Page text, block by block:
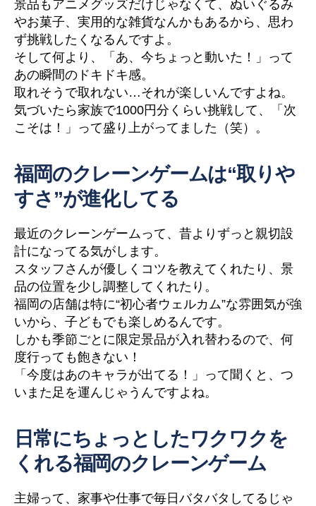
景品もアニメグッズだけじゃなくて、ぬいぐるみ
やお菓子、実用的な雑貨なんかもあるから、思わ
ず挑戦したくなるんですよ。
そして何より、「あ、今ちょっと動いた！」って
あの瞬間のドキドキ感。
取れそうで取れない…それが楽しいんですよね。
気づいたら家族で1000円分くらい挑戦して、「次
こそは！」って盛り上がってました（笑）。
福岡のクレーンゲームは“取りや
すさ”が進化してる
最近のクレーンゲームって、昔よりずっと親切設
計になってる気がします。
スタッフさんが優しくコツを教えてくれたり、景
品の位置を少し調整してくれたり。
福岡の店舗は特に“初心者ウェルカム”な雰囲気が強
いから、子どもでも楽しめるんです。
しかも季節ごとに限定景品が入れ替わるので、何
度行っても飽きない！
「今度はあのキャラが出てる！」って聞くと、つ
いまた足を運んじゃうんですよね。
日常にちょっとしたワクワクを
くれる福岡のクレーンゲーム
主婦って、家事や仕事で毎日バタバタしてるじゃ